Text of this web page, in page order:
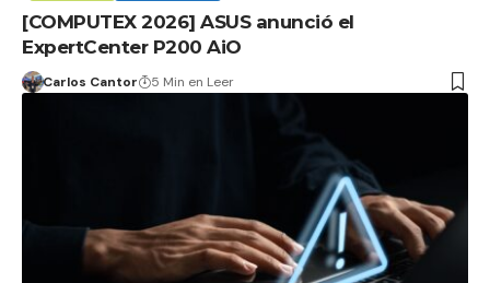
[COMPUTEX 2026] ASUS anunció el
ExpertCenter P200 AiO
Carlos Cantor 5 Min en Leer